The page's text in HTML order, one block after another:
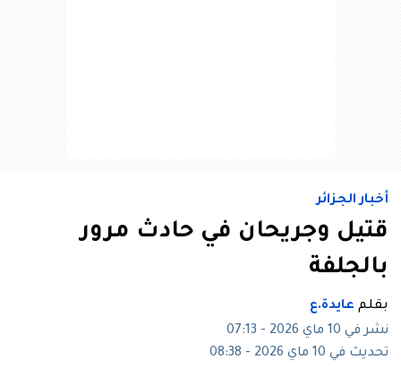
أخبار الجزائر
قتيل وجريحان في حادث مرور
بالجلفة
بقلم عايدة.ع
نشر في 10 ماي 2026 - 07:13
تحديث في 10 ماي 2026 - 08:38